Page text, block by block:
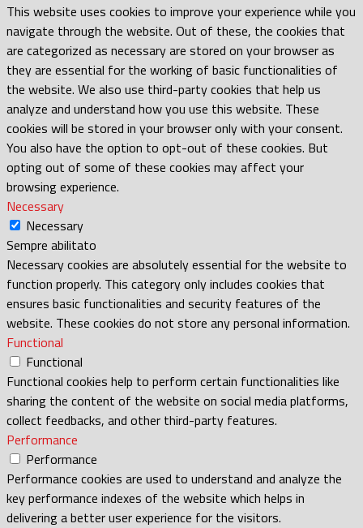
This website uses cookies to improve your experience while you
navigate through the website. Out of these, the cookies that
are categorized as necessary are stored on your browser as
they are essential for the working of basic functionalities of
the website. We also use third-party cookies that help us
analyze and understand how you use this website. These
cookies will be stored in your browser only with your consent.
You also have the option to opt-out of these cookies. But
opting out of some of these cookies may affect your
browsing experience.
Necessary
Necessary
Sempre abilitato
Necessary cookies are absolutely essential for the website to
function properly. This category only includes cookies that
ensures basic functionalities and security features of the
website. These cookies do not store any personal information.
Functional
Functional
Functional cookies help to perform certain functionalities like
sharing the content of the website on social media platforms,
collect feedbacks, and other third-party features.
Performance
Performance
Performance cookies are used to understand and analyze the
key performance indexes of the website which helps in
delivering a better user experience for the visitors.